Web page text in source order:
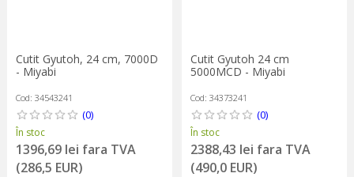
Cutit Gyutoh, 24 cm, 7000D
- Miyabi
Cod: 34543241
(0)
În stoc
1396,69 lei fara TVA
(286,5 EUR)
Cutit Gyutoh 24 cm
5000MCD - Miyabi
Cod: 34373241
(0)
În stoc
2388,43 lei fara TVA
(490,0 EUR)